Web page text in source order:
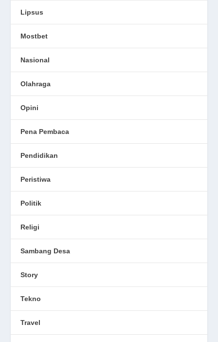
Lipsus
Mostbet
Nasional
Olahraga
Opini
Pena Pembaca
Pendidikan
Peristiwa
Politik
Religi
Sambang Desa
Story
Tekno
Travel